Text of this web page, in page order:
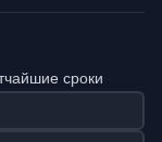
сроки